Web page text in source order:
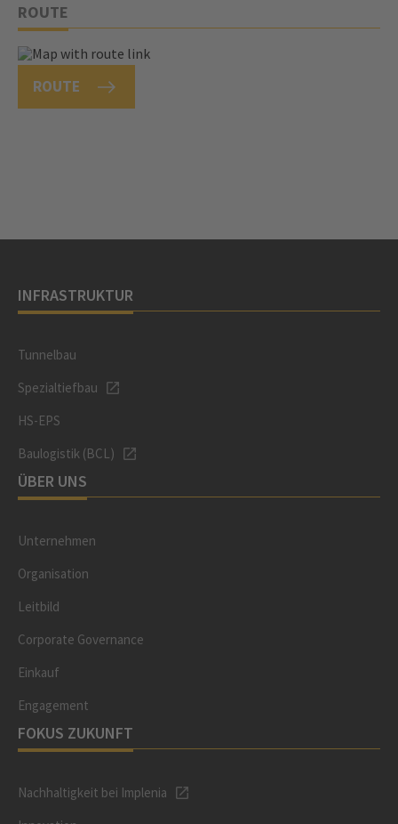
ROUTE
ROUTE
INFRASTRUKTUR
Tunnelbau
Spezialtiefbau
HS-EPS
Baulogistik (BCL)
ÜBER UNS
Unternehmen
Organisation
Leitbild
Corporate Governance
Einkauf
Engagement
FOKUS ZUKUNFT
Nachhaltigkeit bei Implenia